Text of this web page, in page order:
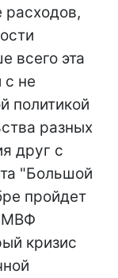
расходов,
всего эта
с не
политикой
разных
друг с
"Большой
пройдет
МВФ
кризис